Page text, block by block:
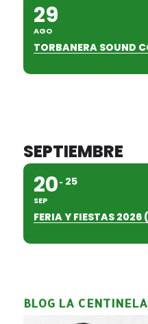
29
AGO
TORBANERA SOUND
SEPTIEMBRE
20
SEP
25
FERIA Y FIESTAS 2026
BLOG LA CENTINELA